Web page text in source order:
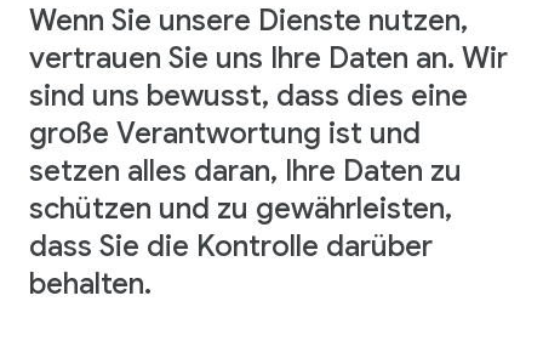
Wenn Sie unsere Dienste nutzen,
vertrauen Sie uns Ihre Daten an. Wir
sind uns bewusst, dass dies eine
große Verantwortung ist und
setzen alles daran, Ihre Daten zu
schützen und zu gewährleisten,
dass Sie die Kontrolle darüber
behalten.